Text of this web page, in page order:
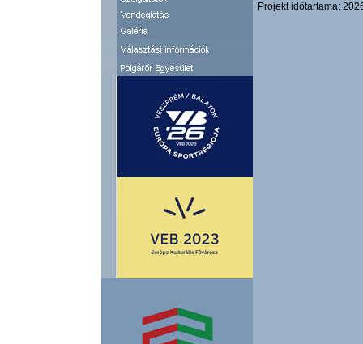
Projekt időtartama: